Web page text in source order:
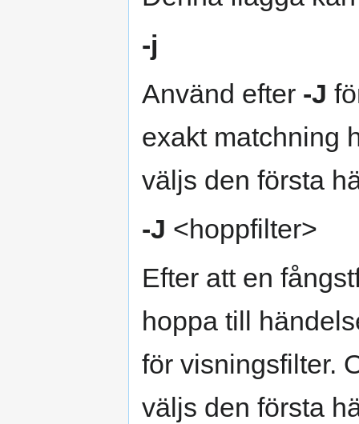
-j
Använd efter -J
exakt matchning
väljs den första
-J <hoppfilter>
Efter att en
hoppa till
för visningsfilter.
väljs den första